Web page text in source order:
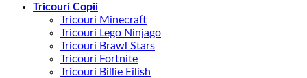
Tricouri Copii
Tricouri Minecraft
Tricouri Lego Ninjago
Tricouri Brawl Stars
Tricouri Fortnite
Tricouri Billie Eilish